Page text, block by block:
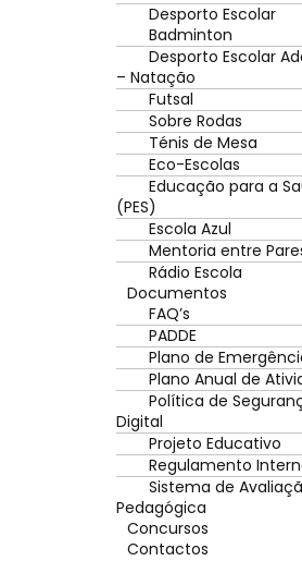
Desporto Escolar
Badminton
Desporto Escolar
– Natação
Futsal
Sobre Rodas
Ténis de Mesa
Eco-Escolas
Educação para a
(PES)
Escola Azul
Mentoria entre
Rádio Escola
Documentos
FAQ’s
PADDE
Plano de
Plano Anual de
Política de
Digital
Projeto Educativo
Regulamento
Sistema de
Pedagógica
Concursos
Contactos